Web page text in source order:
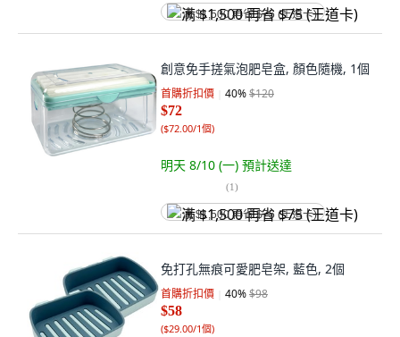
满 $1,500 再省 $75 (王道卡)
創意免手搓氣泡肥皂盒, 顏色隨機, 1個
首購折扣價 40%$120
$72
($72.00/1個)
明天 8/10 (一) 預計送達
(1)
满 $1,500 再省 $75 (王道卡)
免打孔無痕可愛肥皂架, 藍色, 2個
首購折扣價 40%$98
$58
($29.00/1個)